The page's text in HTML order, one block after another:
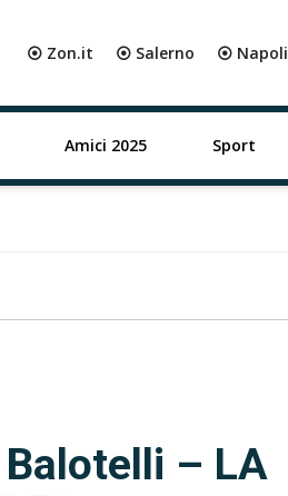
⦿ Zon.it ⦿ Salerno ⦿ Napoli
Amici 2025 Sport
– LA